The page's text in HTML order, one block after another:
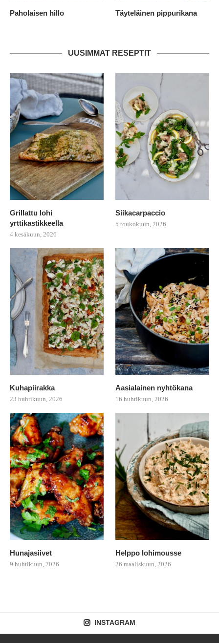
Paholaisen hillo Täyteläinen pippurikana
UUSIMMAT RESEPTIT
Grillattu lohi
yrttikastikkeella
4 kesäkuun, 2026
Siikacarpaccio
5 toukokuun, 2026
Kuhapiirakka
23 huhtikuun, 2026
Aasialainen nyhtökana
16 huhtikuun, 2026
Hunajasiivet
9 huhtikuun, 2026
Helppo lohimousse
26 maaliskuun, 2026
INSTAGRAM